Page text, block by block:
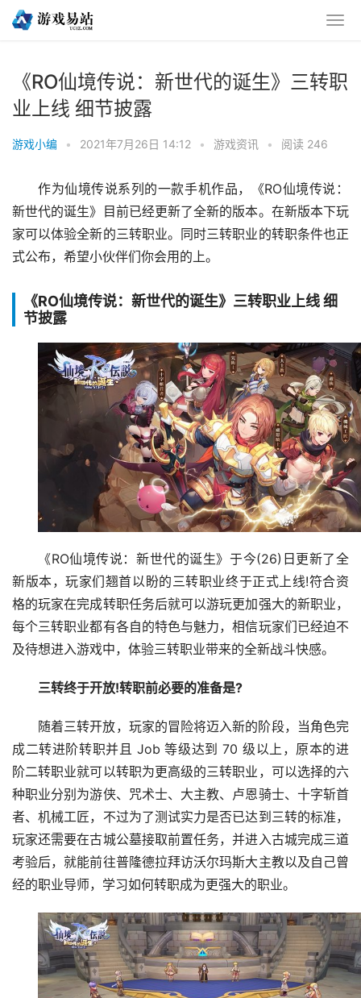
《RO仙境传说：新世代的诞生》三转职
业上线 细节披露
游戏小编 • 2021年7月26日 14:12 • 游戏资讯 • 阅读 246
作为仙境传说系列的一款手机作品，《RO仙境传说：
新世代的诞生》目前已经更新了全新的版本。在新版本下玩
家可以体验全新的三转职业。同时三转职业的转职条件也正
式公布，希望小伙伴们你会用的上。
《RO仙境传说：新世代的诞生》三转职业上线 细
节披露
《RO仙境传说：新世代的诞生》于今(26)日更新了全
新版本，玩家们翘首以盼的三转职业终于正式上线!符合资
格的玩家在完成转职任务后就可以游玩更加强大的新职业，
每个三转职业都有各自的特色与魅力，相信玩家们已经迫不
及待想进入游戏中，体验三转职业带来的全新战斗快感。
三转终于开放!转职前必要的准备是?
随着三转开放，玩家的冒险将迈入新的阶段，当角色完
成二转进阶转职并且 Job 等级达到 70 级以上，原本的进
阶二转职业就可以转职为更高级的三转职业，可以选择的六
种职业分别为游侠、咒术士、大主教、卢恩骑士、十字斩首
者、机械工匠，不过为了测试实力是否已达到三转的标准，
玩家还需要在古城公墓接取前置任务，并进入古城完成三道
考验后，就能前往普隆德拉拜访沃尔玛斯大主教以及自己曾
经的职业导师，学习如何转职成为更强大的职业。